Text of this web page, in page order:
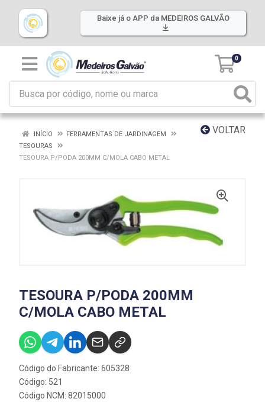
Baixe já o APP da MEDEIROS GALVÃO
0
VOLTAR
INÍCIO
FERRAMENTAS DE JARDINAGEM
TESOURAS
TESOURA P/PODA 200MM C/MOLA CABO METAL
TESOURA P/PODA 200MM
C/MOLA CABO METAL
Código do Fabricante: 605328
Código: 521
Código NCM: 82015000